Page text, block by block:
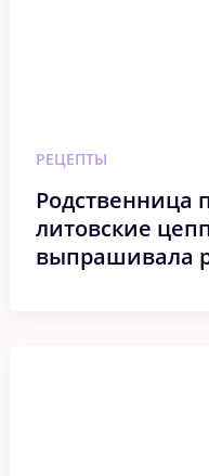
РЕЦЕПТЫ
Родственница
литовские
выпрашивала